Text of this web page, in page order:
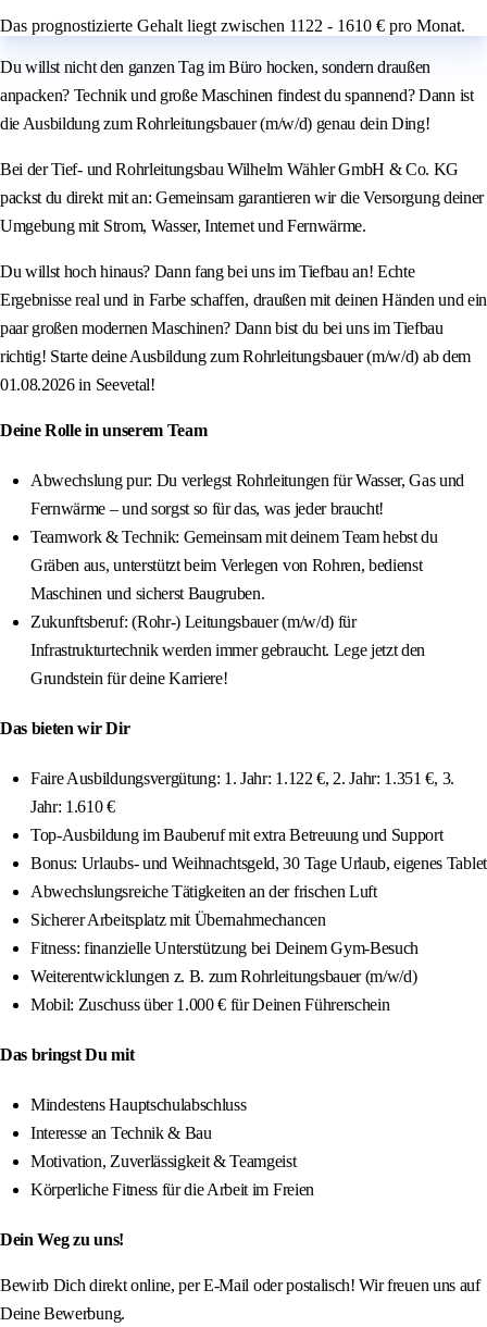
Das prognostizierte Gehalt liegt zwischen 1122 - 1610 € pro Monat.
Du willst nicht den ganzen Tag im Büro hocken, sondern draußen
anpacken? Technik und große Maschinen findest du spannend? Dann ist
die Ausbildung zum Rohrleitungsbauer (m/w/d) genau dein Ding!
Bei der Tief- und Rohrleitungsbau Wilhelm Wähler GmbH & Co. KG
packst du direkt mit an: Gemeinsam garantieren wir die Versorgung deiner
Umgebung mit Strom, Wasser, Internet und Fernwärme.
Du willst hoch hinaus? Dann fang bei uns im Tiefbau an! Echte
Ergebnisse real und in Farbe schaffen, draußen mit deinen Händen und ein
paar großen modernen Maschinen? Dann bist du bei uns im Tiefbau
richtig! Starte deine Ausbildung zum Rohrleitungsbauer (m/w/d) ab dem
01.08.2026 in Seevetal!
Deine Rolle in unserem Team
Abwechslung pur: Du verlegst Rohrleitungen für Wasser, Gas und
Fernwärme – und sorgst so für das, was jeder braucht!
Teamwork & Technik: Gemeinsam mit deinem Team hebst du
Gräben aus, unterstützt beim Verlegen von Rohren, bedienst
Maschinen und sicherst Baugruben.
Zukunftsberuf: (Rohr-) Leitungsbauer (m/w/d) für
Infrastrukturtechnik werden immer gebraucht. Lege jetzt den
Grundstein für deine Karriere!
Das bieten wir Dir
Faire Ausbildungsvergütung: 1. Jahr: 1.122 €, 2. Jahr: 1.351 €, 3.
Jahr: 1.610 €
Top-Ausbildung im Bauberuf mit extra Betreuung und Support
Bonus: Urlaubs- und Weihnachtsgeld, 30 Tage Urlaub, eigenes Tablet
Abwechslungsreiche Tätigkeiten an der frischen Luft
Sicherer Arbeitsplatz mit Übernahmechancen
Fitness: finanzielle Unterstützung bei Deinem Gym-Besuch
Weiterentwicklungen z. B. zum Rohrleitungsbauer (m/w/d)
Mobil: Zuschuss über 1.000 € für Deinen Führerschein
Das bringst Du mit
Mindestens Hauptschulabschluss
Interesse an Technik & Bau
Motivation, Zuverlässigkeit & Teamgeist
Körperliche Fitness für die Arbeit im Freien
Dein Weg zu uns!
Bewirb Dich direkt online, per E-Mail oder postalisch! Wir freuen uns auf
Deine Bewerbung.